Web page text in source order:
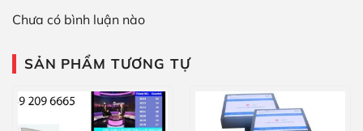
Chưa có bình luận nào
SẢN PHẨM TƯƠNG TỰ